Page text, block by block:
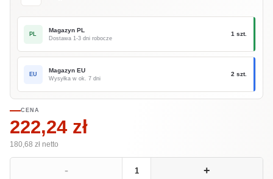
PL
Magazyn PL
Dostawa 1-3 dni robocze
1 szt.
EU
Magazyn EU
Wysyłka w ok. 7 dni
2 szt.
CENA
222,24 zł
180,68 zł netto
- +